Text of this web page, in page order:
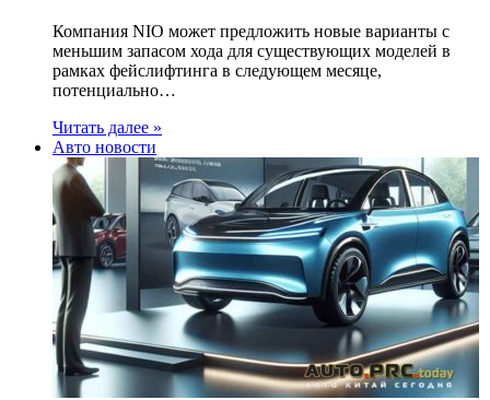
Компания NIO может предложить новые варианты с
меньшим запасом хода для существующих моделей в
рамках фейслифтинга в следующем месяце,
потенциально…
Читать далее »
Авто новости